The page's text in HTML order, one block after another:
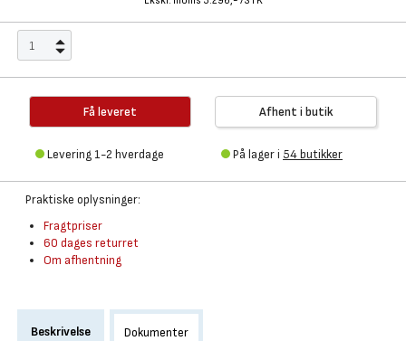
Få leveret
Levering 1-2 hverdage
Afhent i butik
På lager i 54 butikker
Praktiske oplysninger:
Fragtpriser
60 dages returret
Om afhentning
Beskrivelse Dokumenter